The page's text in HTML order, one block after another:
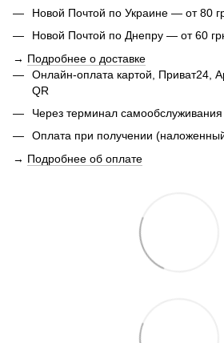
Новой Почтой по Украине — от 80
Новой Почтой по Днепру — от 60
→ Подробнее о доставке
Онлайн-оплата картой, Приват24,
QR
Через терминал самообслуживания
Оплата при получении
→ Подробнее об оплате